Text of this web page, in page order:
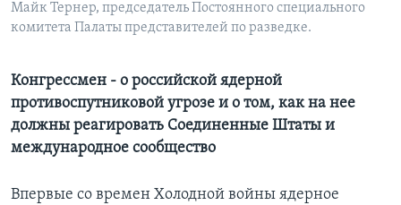
Языки
Майк Тернер, председатель Постоянного специального
комитета Палаты представителей по разведке.
Конгрессмен - о российской ядерной
противоспутниковой угрозе и о том, как на нее
должны реагировать Соединенные Штаты и
международное сообщество
Впервые со времен Холодной войны ядерное